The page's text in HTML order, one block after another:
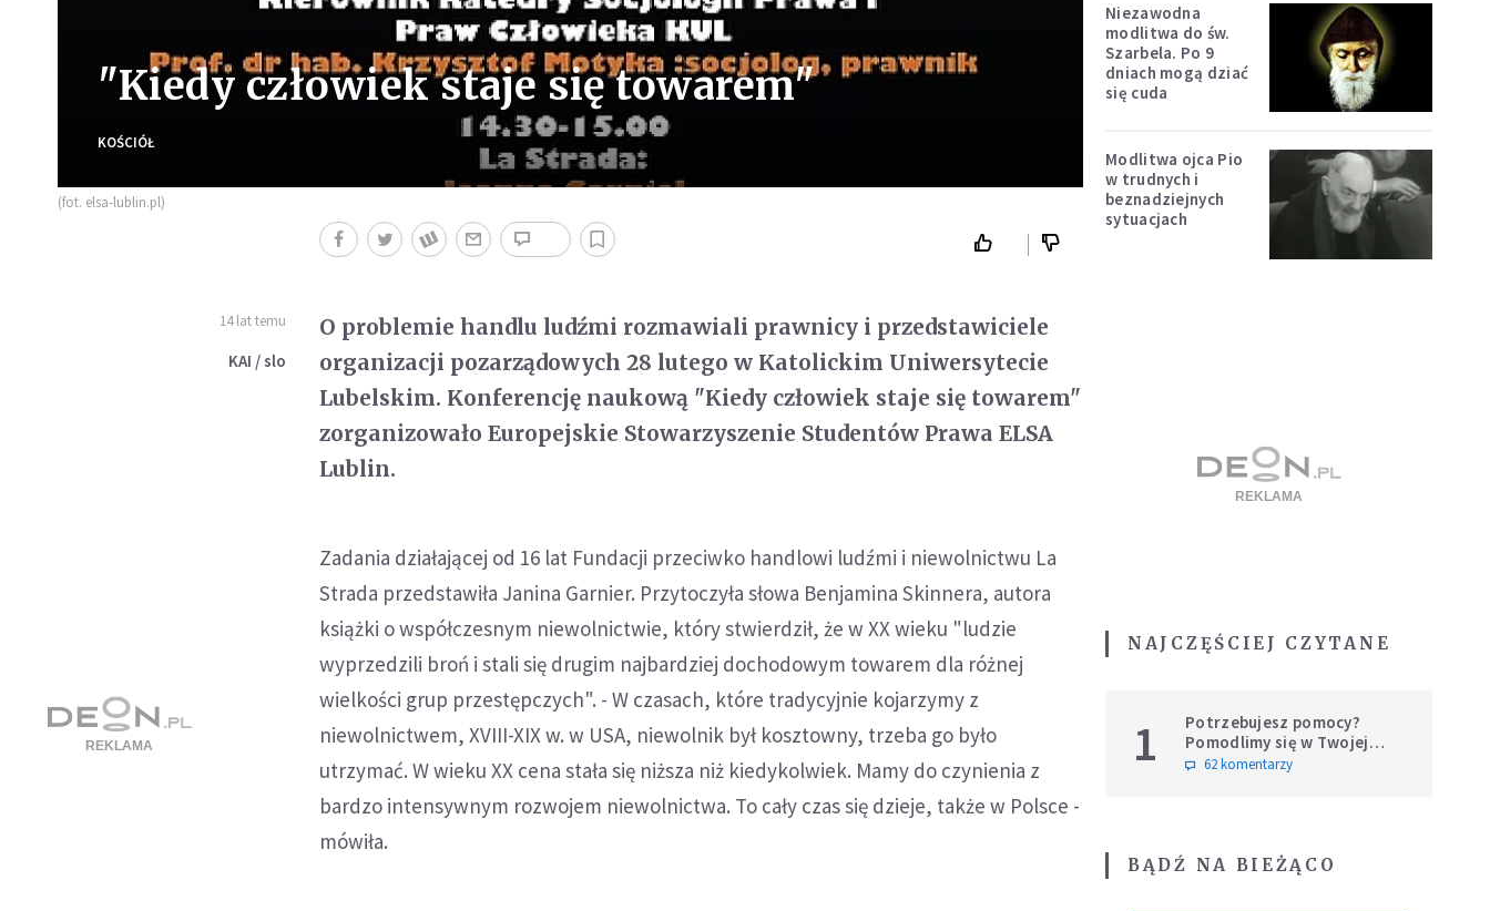
"Kiedy człowiek staje się towarem"
KOŚCIÓŁ
(fot. elsa-lublin.pl)
14 lat temu
KAI / slo
O problemie handlu ludźmi rozmawiali prawnicy i przedstawiciele
organizacji pozarządowych 28 lutego w Katolickim Uniwersytecie
Lubelskim. Konferencję naukową "Kiedy człowiek staje się towarem"
zorganizowało Europejskie Stowarzyszenie Studentów Prawa ELSA
Lublin.
Zadania działającej od 16 lat Fundacji przeciwko handlowi ludźmi i niewolnictwu La
Strada przedstawiła Janina Garnier. Przytoczyła słowa Benjamina Skinnera, autora
książki o współczesnym niewolnictwie, który stwierdził, że w XX wieku "ludzie
wyprzedzili broń i stali się drugim najbardziej dochodowym towarem dla różnej
wielkości grup przestępczych". - W czasach, które tradycyjnie kojarzymy z
niewolnictwem, XVIII-XIX w. w USA, niewolnik był kosztowny, trzeba go było
utrzymać. W wieku XX cena stała się niższa niż kiedykolwiek. Mamy do czynienia z
bardzo intensywnym rozwojem niewolnictwa. To cały czas się dzieje, także w Polsce -
mówiła.
Niezawodna
modlitwa do św.
Szarbela. Po 9
dniach mogą dziać
się cuda
Modlitwa ojca Pio
w trudnych i
beznadziejnych
sytuacjach
NAJCZĘŚCIEJ CZYTANE
1
Potrzebujesz pomocy?
Pomodlimy się w Twojej
intencji
62 komentarzy
BĄDŹ NA BIEŻĄCO